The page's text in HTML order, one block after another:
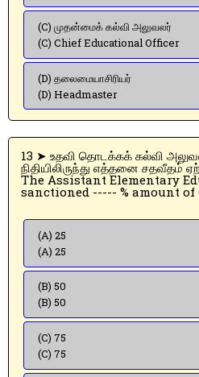
(C) முதன்மைக் கல்வி அலுவலர்
(C) Chief Educational Officer
(D) தலைமையாசிரியர்
(D) Headmaster
13 ➤ உதவி தொடக்கக் கல்வி அலுவலருக்கு பொது வைப்பு
நிதியிலிருந்து எத்தனை சதவீதம்
The Assistant Elementary
sanctioned ----- % amount of
(A) 25
(A) 25
(B) 50
(B) 50
(C) 75
(C) 75